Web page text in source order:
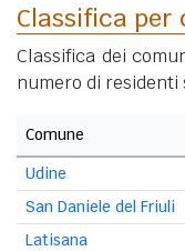
Classifica per
Classifica dei
numero di residenti
Comune
Udine
San Daniele del Friuli
Latisana